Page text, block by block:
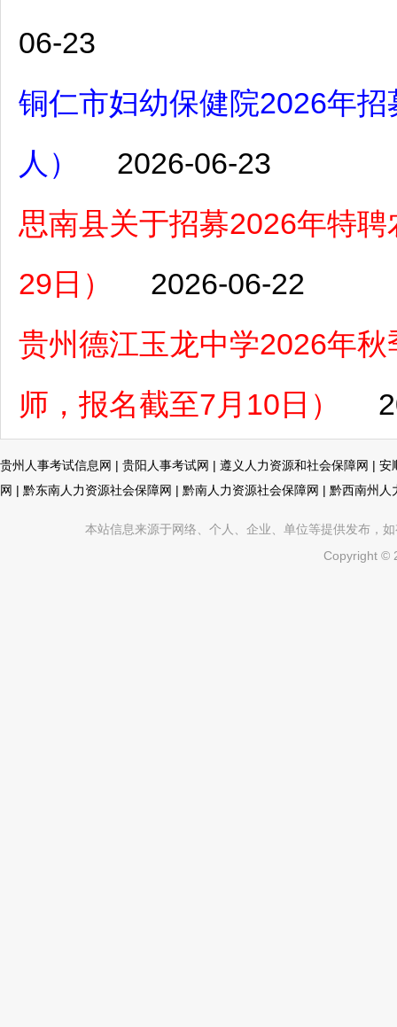
06-23
铜仁市妇幼保健院2026年
人）
2026-06-23
思南县关于招募2026年特
29日）
2026-06-22
贵州德江玉龙中学2026年
师，报名截至7月10日）
贵州人事考试信息网 | 贵阳人事考试网 | 遵义人力资源和社会保障网 | 安
网 | 黔东南人力资源社会保障网 | 黔南人力资源社会保障网 | 黔西南州人
本站信息来源于网络、个人、企业、单位等提供发布，
Copyright ©